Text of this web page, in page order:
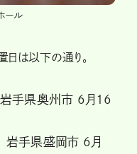
ール
日は以下の通り。
岩手県奥州市 6月16
岩手県盛岡市 6月